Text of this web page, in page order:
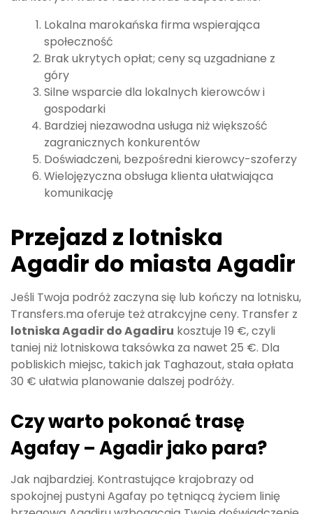
Lokalna marokańska firma wspierająca
społeczność
Brak ukrytych opłat; ceny są uzgadniane z
góry
Silne wsparcie dla lokalnych kierowców i
gospodarki
Bardziej niezawodna usługa niż większość
zagranicznych konkurentów
Doświadczeni, bezpośredni kierowcy-szoferzy
Wielojęzyczna obsługa klienta ułatwiająca
komunikację
Przejazd z lotniska
Agadir do miasta Agadir
Jeśli Twoja podróż zaczyna się lub kończy na lotnisku,
Transfers.ma oferuje też atrakcyjne ceny. Transfer z
lotniska Agadir do Agadiru kosztuje 19 €, czyli
taniej niż lotniskowa taksówka za nawet 25 €. Dla
pobliskich miejsc, takich jak Taghazout, stała opłata
30 € ułatwia planowanie dalszej podróży.
Czy warto pokonać trasę
Agafay – Agadir jako para?
Jak najbardziej. Kontrastujące krajobrazy od
spokojnej pustyni Agafay po tętniącą życiem linię